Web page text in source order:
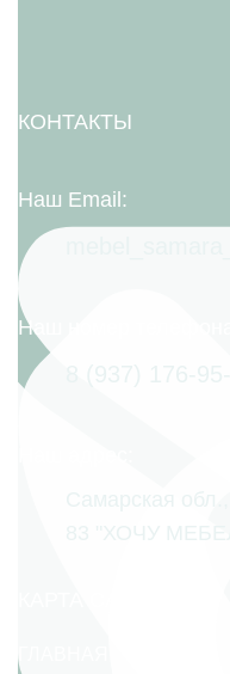
КОНТАКТЫ
Наш Email:
Наш номер телефона: